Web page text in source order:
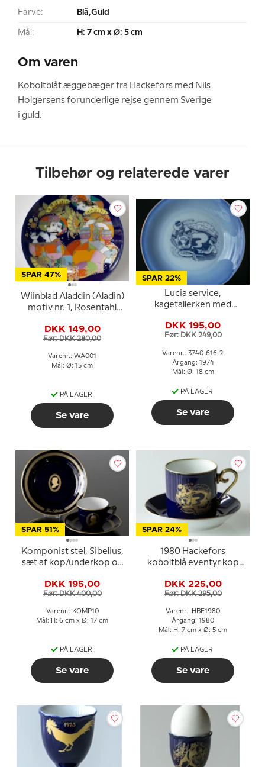
Farve: Blå,Guld
Mål: H: 7 cm x Ø: 5 cm
Om varen
Koboltblåt æggebæger fra Hackefors med Nils
Holgersens forunderlige rejse gennem Sverige
i guld.
Tilbehør og relaterede varer
SPAR 47%
Wiinblad Aladdin (Aladin)
motiv nr. 1, Rosentahl
DKK 149,00
Før: DKK 280,00
Varenr.: WA001
Mål: Ø: 15 cm
PÅ LAGER
Se vare
SPAR 22%
Lucia service,
kagetallerken med
& Grøndahl
DKK 195,00
Før: DKK 249,00
Varenr.: 3740-616-2
Årgang: 1974
Mål: Ø: 18 cm
PÅ LAGER
Se vare
SPAR 51%
Komponist stel, Sibelius,
sæt af kop/underkop og
& Grøndahl
DKK 195,00
Før: DKK 400,00
Varenr.: KOMP10
Mål: H: 6 cm x Ø: 17 cm
PÅ LAGER
Se vare
SPAR 24%
1980 Hackefors
koboltblå eventyr kop
og Lampen
DKK 225,00
Før: DKK 295,00
Varenr.: HBE1980
Årgang: 1980
Mål: H: 7 cm x Ø: 5 cm
PÅ LAGER
Se vare